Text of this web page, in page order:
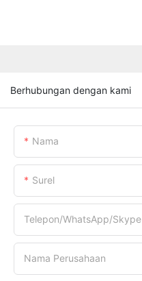
Berhubungan dengan kami
Nama
Surel
Telepon/WhatsApp/Skype
Nama Perusahaan